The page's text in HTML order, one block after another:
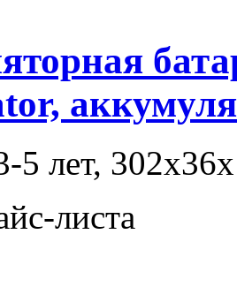
5 лет,
листа